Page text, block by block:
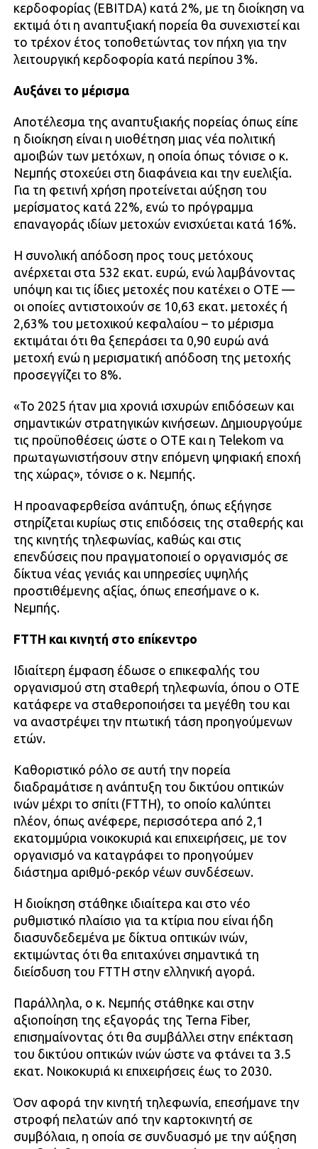
κερδοφορίας (EBITDA) κατά 2%, με τη διοίκηση να
εκτιμά ότι η αναπτυξιακή πορεία θα συνεχιστεί και
το τρέχον έτος τοποθετώντας τον πήχη για την
λειτουργική κερδοφορία κατά περίπου 3%.
Αυξάνει το μέρισμα
Αποτέλεσμα της αναπτυξιακής πορείας όπως είπε
η διοίκηση είναι η υιοθέτηση μιας νέα πολιτική
αμοιβών των μετόχων, η οποία όπως τόνισε ο κ.
Νεμπής στοχεύει στη διαφάνεια και την ευελιξία.
Για τη φετινή χρήση προτείνεται αύξηση του
μερίσματος κατά 22%, ενώ το πρόγραμμα
επαναγοράς ιδίων μετοχών ενισχύεται κατά 16%.
Η συνολική απόδοση προς τους μετόχους
ανέρχεται στα 532 εκατ. ευρώ, ενώ λαμβάνοντας
υπόψη και τις ίδιες μετοχές που κατέχει ο ΟΤΕ —
οι οποίες αντιστοιχούν σε 10,63 εκατ. μετοχές ή
2,63% του μετοχικού κεφαλαίου – το μέρισμα
εκτιμάται ότι θα ξεπεράσει τα 0,90 ευρώ ανά
μετοχή ενώ η μερισματική απόδοση της μετοχής
προσεγγίζει το 8%.
«Το 2025 ήταν μια χρονιά ισχυρών επιδόσεων και
σημαντικών στρατηγικών κινήσεων. Δημιουργούμε
τις προϋποθέσεις ώστε ο ΟΤΕ και η Telekom να
πρωταγωνιστήσουν στην επόμενη ψηφιακή εποχή
της χώρας», τόνισε ο κ. Νεμπής.
Η προαναφερθείσα ανάπτυξη, όπως εξήγησε
στηρίζεται κυρίως στις επιδόσεις της σταθερής και
της κινητής τηλεφωνίας, καθώς και στις
επενδύσεις που πραγματοποιεί ο οργανισμός σε
δίκτυα νέας γενιάς και υπηρεσίες υψηλής
προστιθέμενης αξίας, όπως επεσήμανε ο κ.
Νεμπής.
FTTH και κινητή στο επίκεντρο
Ιδιαίτερη έμφαση έδωσε ο επικεφαλής του
οργανισμού στη σταθερή τηλεφωνία, όπου ο ΟΤΕ
κατάφερε να σταθεροποιήσει τα μεγέθη του και
να αναστρέψει την πτωτική τάση προηγούμενων
ετών.
Καθοριστικό ρόλο σε αυτή την πορεία
διαδραμάτισε η ανάπτυξη του δικτύου οπτικών
ινών μέχρι το σπίτι (FTTH), το οποίο καλύπτει
πλέον, όπως ανέφερε, περισσότερα από 2,1
εκατομμύρια νοικοκυριά και επιχειρήσεις, με τον
οργανισμό να καταγράφει το προηγούμεν
διάστημα αριθμό-ρεκόρ νέων συνδέσεων.
Η διοίκηση στάθηκε ιδιαίτερα και στο νέο
ρυθμιστικό πλαίσιο για τα κτίρια που είναι ήδη
διασυνδεδεμένα με δίκτυα οπτικών ινών,
εκτιμώντας ότι θα επιταχύνει σημαντικά τη
διείσδυση του FTTH στην ελληνική αγορά.
Παράλληλα, ο κ. Νεμπής στάθηκε και στην
αξιοποίηση της εξαγοράς της Terna Fiber,
επισημαίνοντας ότι θα συμβάλλει στην επέκταση
του δικτύου οπτικών ινών ώστε να φτάνει τα 3.5
εκατ. Νοικοκυριά κι επιχειρήσεις έως το 2030.
Όσν αφορά την κινητή τηλεφωνία, επεσήμανε την
στροφή πελατών από την καρτοκινητή σε
συμβόλαια, η οποία σε συνδυασμό με την αύξηση